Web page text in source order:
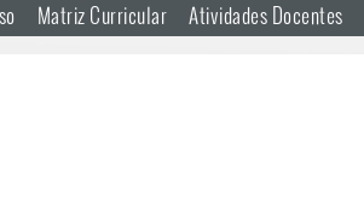
Matriz Curricular Atividades Docentes